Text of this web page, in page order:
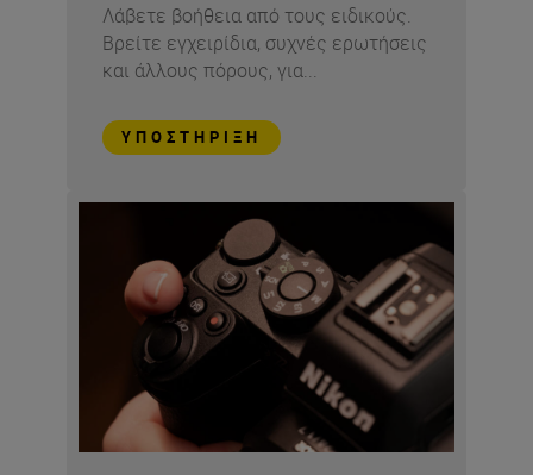
Λάβετε βοήθεια από τους ειδικούς.
Βρείτε εγχειρίδια, συχνές ερωτήσεις
και άλλους πόρους, για...
ΥΠΟΣΤΉΡΙΞΗ